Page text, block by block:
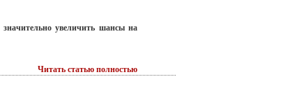
увеличить шансы на
Читать статью полностью